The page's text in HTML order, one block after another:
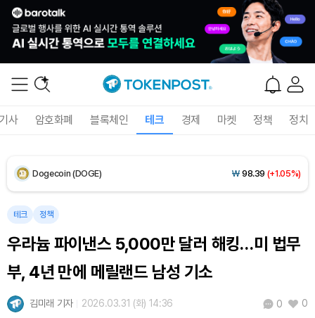
사 암호화폐 블록체인 테크 경제 마켓 정책 정치
XRP (XRP) ₩ 1,450(-0.03%)
Solana (SOL) ₩104,072(+1.80%)
TRON (TRX) (+0.19%)
Hyperliquid (HYPE) ₩ 76,161 (-2.79%)
테크 정책
우라늄 파이낸스 5,000만 달러 해킹…미 법무
부, 4년 만에 메릴랜드 남성 기소
김미래 기자 2026.03.31 (화) 14:36 0 0